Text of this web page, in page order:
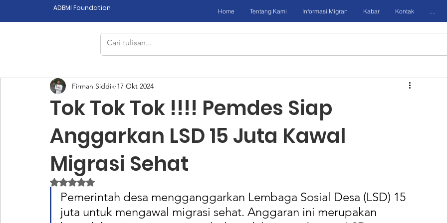
ADBMI Foundation Home Tentang Kami Informasi Migran Kabar Kontak ....
Tok Tok Tok !!!! Pemdes Siap
Anggarkan LSD 15 Juta Kawal
Migrasi Sehat
Firman Siddik 17 Okt 2024
Dinilai NaN dari 5 bintang.
Pemerintah desa mengganggarkan Lembaga Sosial Desa (LSD) 15
juta untuk mengawal migrasi sehat. Anggaran ini merupakan